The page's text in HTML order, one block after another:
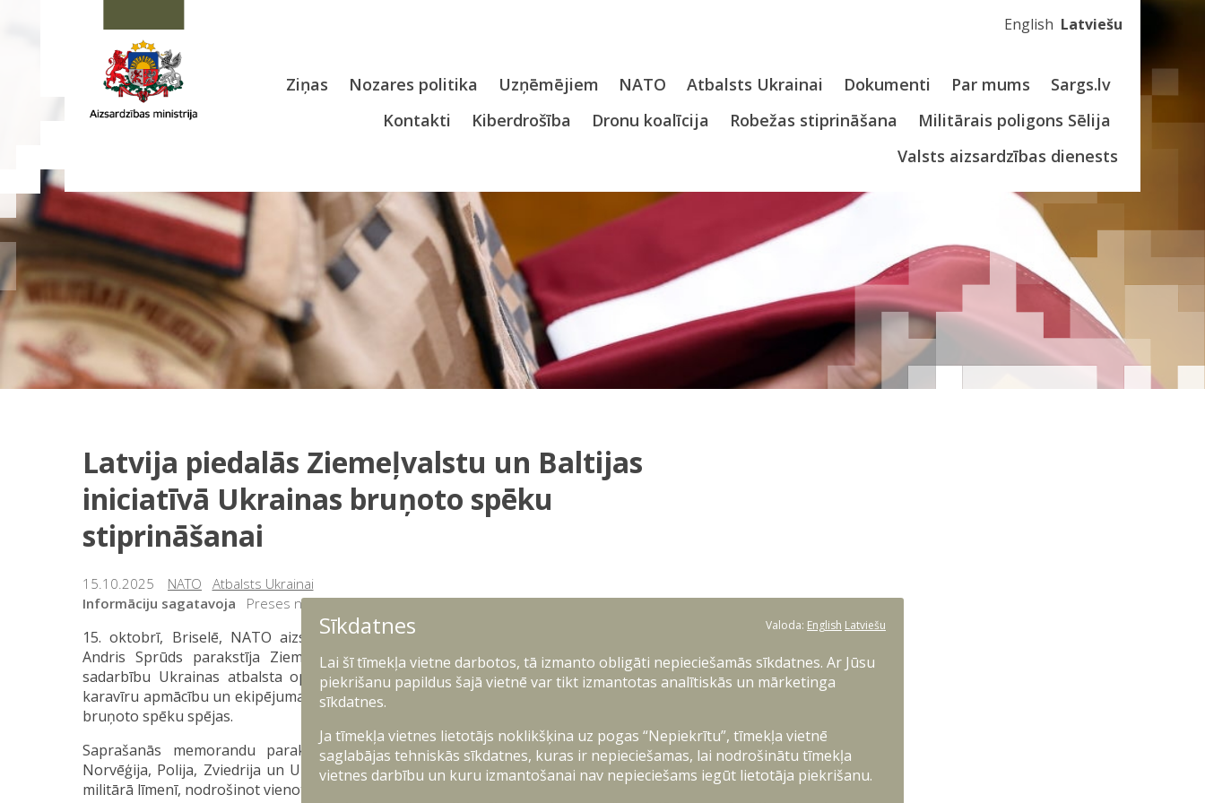
English Latviešu
Ziņas Nozares politika Uzņēmējiem NATO Atbalsts Ukrainai Dokumenti Par mums
Sargs.lv
Kontakti
Kiberdrošība Dronu koalīcija Robežas stiprināšana
Militārais poligons Sēlija
Valsts aizsardzības dienests
Latvija piedalās Ziemeļvalstu un Baltijas
iniciatīvā Ukrainas bruņoto spēku
stiprināšanai
15.10.2025 NATO
Atbalsts Ukrainai
Informāciju sagatavoja
Preses nodaļa
15. oktobrī, Briselē, NATO aizsardzības ministru sanāksmes laikā aizsardzības ministrs
Andris Sprūds parakstīja Ziemeļvalstu un Baltijas valstu saprašanās memorandu par
sadarbību Ukrainas atbalsta operācijā “Legio”. Iniciatīvas mērķis ir nodrošināt Ukrainas
karavīru apmācību un ekipējuma nodrošināšanu brigādes līmenī, tādējādi stiprinot Ukrainas
bruņoto spēku spējas.
Saprašanās memorandu parakstīja Dānija, Igaunija, Somija, Islande, Latvija, Lietuva,
Norvēģija, Polija, Zviedrija un Ukraina. Iniciatīva paredz ciešu sadarbību gan politiskā, gan
militārā līmenī, nodrošinot vienotu pieeju un efektīvu koordināciju starp dalībvalstīm.
Sīkdatnes Valoda: English Latviešu
Lai šī tīmekļa vietne darbotos, tā izmanto obligāti nepieciešamās sīkdatnes. Ar Jūsu
piekrišanu papildus šajā vietnē var tikt izmantotas analītiskās un mārketinga
sīkdatnes.
Ja tīmekļa vietnes lietotājs noklikšķina uz pogas “Nepiekrītu”, tīmekļa vietnē
saglabājas tehniskās sīkdatnes, kuras ir nepieciešamas, lai nodrošinātu tīmekļa
vietnes darbību un kuru izmantošanai nav nepieciešams iegūt lietotāja piekrišanu.